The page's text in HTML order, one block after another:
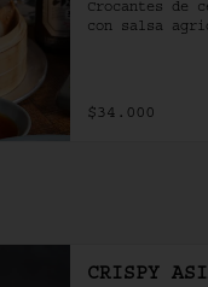
Crocantes de
con salsa
$34.000
CRISPY